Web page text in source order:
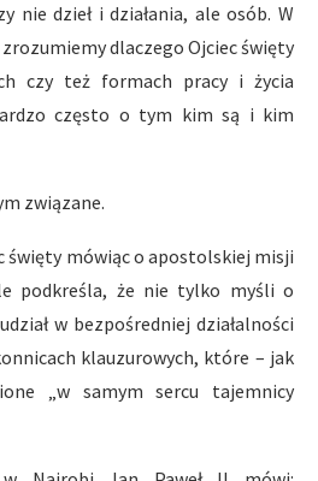
nie dzieł i działania, ale osób. W
dlaczego Ojciec święty
czy też formach pracy i życia
często o tym kim są i kim
związane.
święty mówiąc o apostolskiej misji
podkreśla, że nie tylko myśli o
w bezpośredniej działalności
klauzurowych, które – jak
„w samym sercu tajemnicy